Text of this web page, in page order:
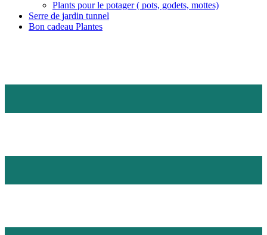
Plants pour le potager ( pots, godets, mottes)
Serre de jardin tunnel
Bon cadeau Plantes